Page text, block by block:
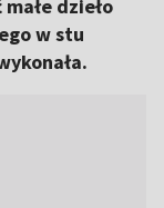
dzieło
w stu